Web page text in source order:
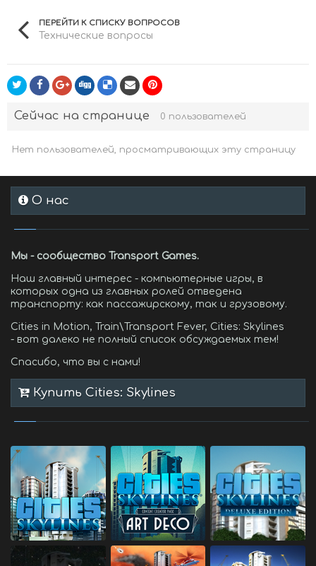
ПЕРЕЙТИ К СПИСКУ ВОПРОСОВ
Технические вопросы
Сейчас на странице 0 пользователей
Нет пользователей, просматривающих эту страницу
О нас
Мы - сообщество Transport Games.
Наш главный интерес - компьютерные игры, в
которых одна из главных ролей отведена
транспорту: как пассажирскому, так и грузовому.
Cities in Motion, Train\Transport Fever, Cities: Skylines
- вот далеко не полный список обсуждаемых тем!
Спасибо, что вы с нами!
Купить Cities: Skylines